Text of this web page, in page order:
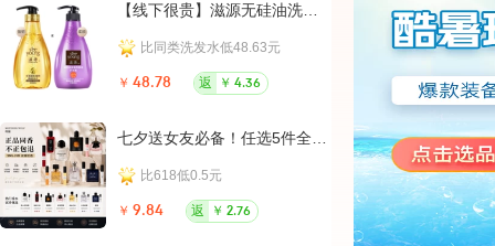
比同类洗发水低48.63元
￥ 48.78 返 ￥ 4.36
比618低0.5元
￥ 9.84 返 ￥ 2.76
高洁
比
￥
比
￥